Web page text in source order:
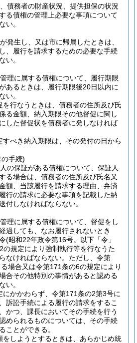
債務者の財産状況、提供担保の状況
る債権の管理上必要な事項について
い。
発生し、又は市に帰属したときは、
、履行を請求するための必要な手続
い。
理に属する債権について、履行期限
あるときは、履行期限後20日以内に
い。
を行なうときは、債務者の住所及び氏
る金額、納入期限その他督促に関し
した督促状を債務者に発しなければ
すべき納入期限は、その発付の日から
手続)
の保証がある債権について、保証人
る場合は、債務者の住所及び氏名又
額、当該履行を請求する理由、弁済
行の請求に必要な事項を記載した納
付しなければならない。
理に属する債権について、督促をし
過しても、なお履行されないとき
(昭和22年政令第16号。以下「令」
の規定により強制執行等を行なうた
なければならない。 ただし、令第
場合又は令第171条の6の規定により
合その他特別の事情があると認める
い。
にかかわらず、令第171条の2第3号に
訴訟手続による履行の請求をするこ
かつ、課長においてその手続を行う
められるものについては、その手続
ことができる。
をしようとするときは、あらかじめ統